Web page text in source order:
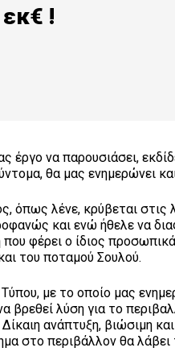
!
έργο να παρουσιάσει,
θα μας ενημερώνει
όπως λένε, κρύβεται στις
και ενώ ήθελε να
που φέρει ο ίδιος
του ποταμού Σουλού.
με το οποίο μας
βρεθεί λύση για το
ανάπτυξη, βιώσιμη
στο περιβάλλον θα λάβει